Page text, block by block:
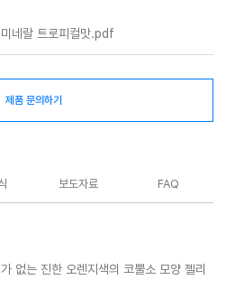
네랄 트로피컬맛.pdf
제품 문의하기
보도자료 FAQ
없는 진한 오렌지색의 코뿔소 모양 젤리